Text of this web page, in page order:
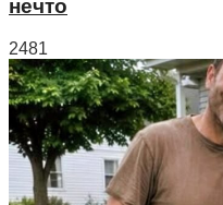
нечто
2481